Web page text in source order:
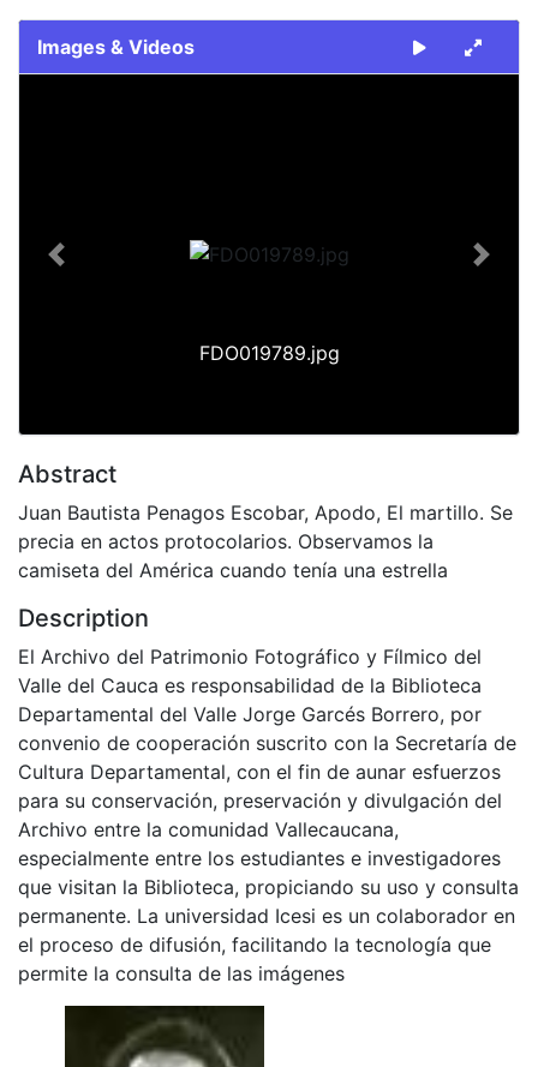
Images & Videos
FDO019789.jpg
Previous Next
Abstract
Juan Bautista Penagos Escobar, Apodo, El martillo. Se
precia en actos protocolarios. Observamos la
camiseta del América cuando tenía una estrella
Description
El Archivo del Patrimonio Fotográfico y Fílmico del
Valle del Cauca es responsabilidad de la Biblioteca
Departamental del Valle Jorge Garcés Borrero, por
convenio de cooperación suscrito con la Secretaría de
Cultura Departamental, con el fin de aunar esfuerzos
para su conservación, preservación y divulgación del
Archivo entre la comunidad Vallecaucana,
especialmente entre los estudiantes e investigadores
que visitan la Biblioteca, propiciando su uso y consulta
permanente. La universidad Icesi es un colaborador en
el proceso de difusión, facilitando la tecnología que
permite la consulta de las imágenes